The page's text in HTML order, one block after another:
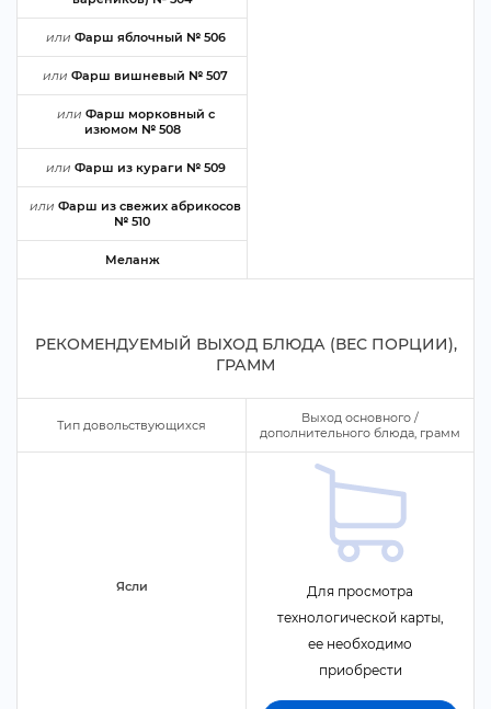
или Фарш яблочный № 506
или Фарш вишневый № 507
или Фарш морковный с
изюмом № 508
или Фарш из кураги № 509
или Фарш из свежих абрикосо
№ 510
Меланж
РЕКОМЕНДУЕМЫЙ ВЫХОД БЛЮДА (ВЕС ПОРЦИИ),
ГРАММ
Тип довольствующихся
ыход основного /
дополнительного блюда, грамм
Ясли
Для просмотра
технологической карты,
ее необходимо
приобрести